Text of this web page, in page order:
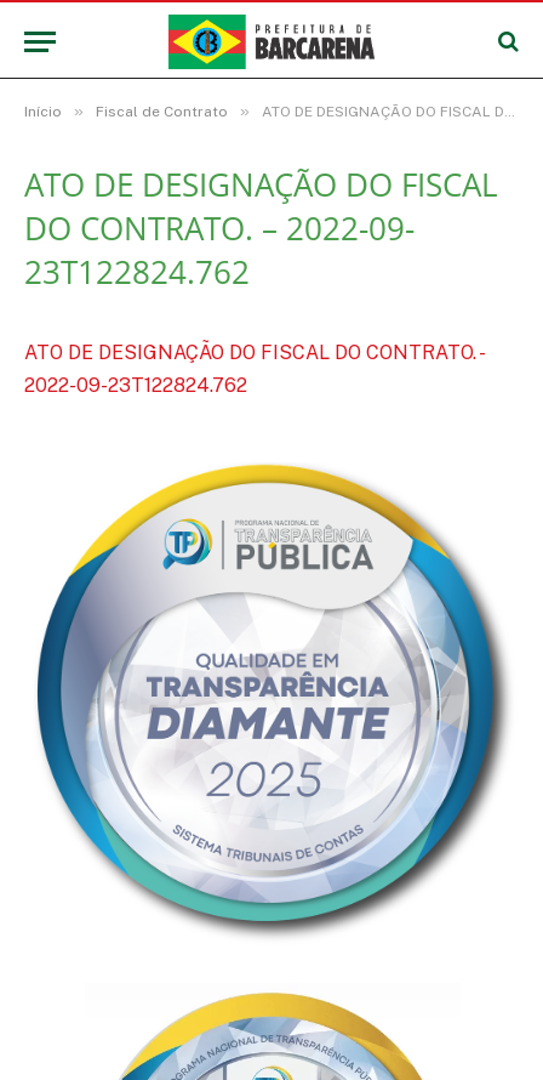
Início » Fiscal de Contrato » ATO DE DESIGNAÇÃO DO FISCAL DO CONTRATO. – 2022-09-23T122824.762
ATO DE DESIGNAÇÃO DO FISCAL
DO CONTRATO. – 2022-09-
23T122824.762
ATO DE DESIGNAÇÃO DO FISCAL DO CONTRATO. -
2022-09-23T122824.762